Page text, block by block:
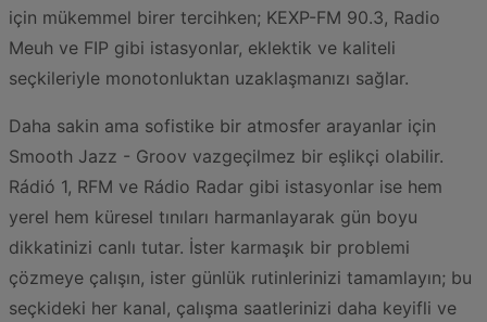
için mükemmel birer tercihken; KEXP-FM 90.3, Radio
Meuh ve FIP gibi istasyonlar, eklektik ve kaliteli
seçkileriyle monotonluktan uzaklaşmanızı sağlar.
Daha sakin ama sofistike bir atmosfer arayanlar için
Smooth Jazz - Groov vazgeçilmez bir eşlikçi olabilir.
Rádió 1, RFM ve Rádio Radar gibi istasyonlar ise hem
yerel hem küresel tınıları harmanlayarak gün boyu
dikkatinizi canlı tutar. İster karmaşık bir problemi
çözmeye çalışın, ister günlük rutinlerinizi tamamlayın; bu
seçkideki her kanal, çalışma saatlerinizi daha keyifli ve